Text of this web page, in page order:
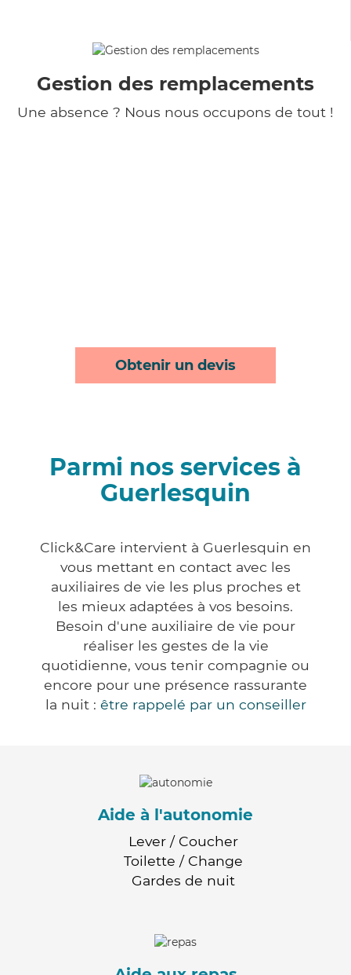
Gestion des remplacements
Une absence ? Nous nous occupons de tout !
Obtenir un devis
Parmi nos services à
Guerlesquin
Click&Care intervient à Guerlesquin en
vous mettant en contact avec les
auxiliaires de vie les plus proches et
les mieux adaptées à vos besoins.
Besoin d'une auxiliaire de vie pour
réaliser les gestes de la vie
quotidienne, vous tenir compagnie ou
encore pour une présence rassurante
la nuit : être rappelé par un conseiller
Aide à l'autonomie
Lever / Coucher
Toilette / Change
Gardes de nuit